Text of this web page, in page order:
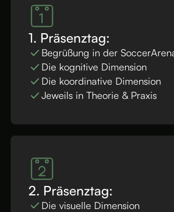
1. Präsenztag:
Begrüßung in der
Die kognitive Dimension
Die koordinative Dimension
Jeweils in Theorie & Praxis
2. Präsenztag:
Die visuelle Dimension